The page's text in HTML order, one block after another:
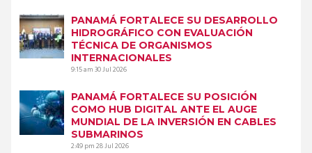
PANAMÁ FORTALECE SU DESARROLLO
HIDROGRÁFICO CON EVALUACIÓN
TÉCNICA DE ORGANISMOS
INTERNACIONALES
9:15 am30 Jul 2026
PANAMÁ FORTALECE SU POSICIÓN
COMO HUB DIGITAL ANTE EL AUGE
MUNDIAL DE LA INVERSIÓN EN CABLES
SUBMARINOS
2:49 pm28 Jul 2026